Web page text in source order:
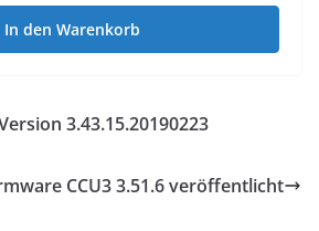
In den Warenkorb
3.43.15.20190223
CCU3 3.51.6 veröffentlicht